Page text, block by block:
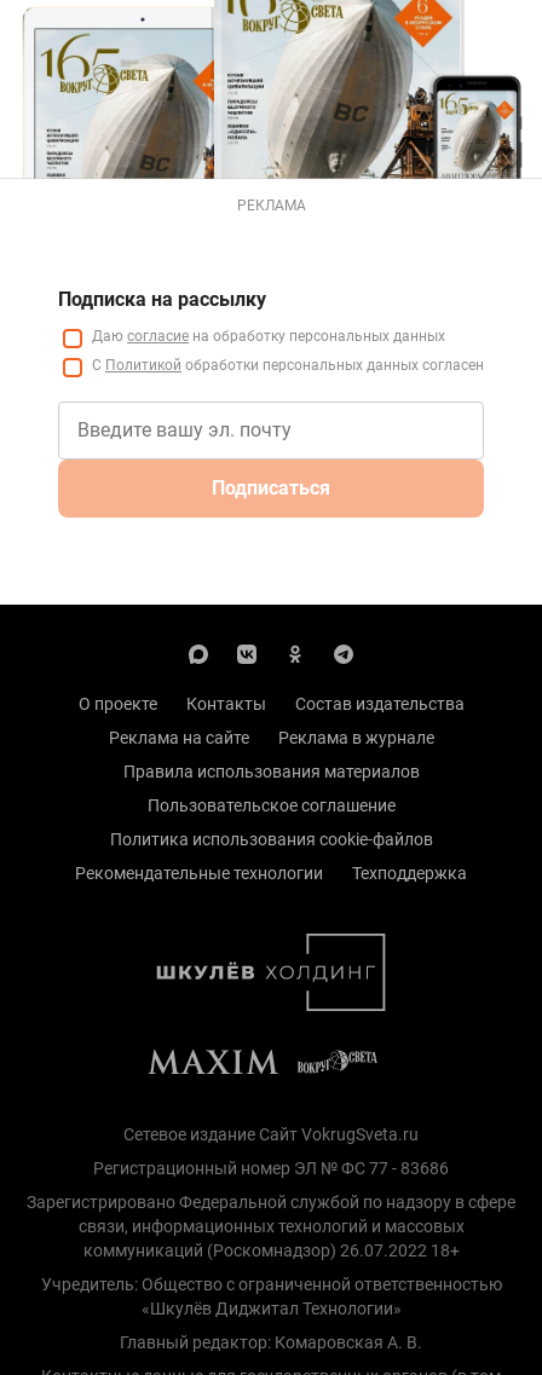
РЕКЛАМА
Подписка на рассылку
Даю согласие на обработку персональных данных
С Политикой обработки персональных данных согласен
Подписаться
О проекте Контакты
Состав издательства
Реклама на сайте
Реклама в журнале
Правила использования материалов
Пользовательское соглашение
Политика использования cookie-файлов
Рекомендательные технологии
Техподдержка
Сетевое издание Сайт VokrugSveta.ru
Регистрационный номер ЭЛ № ФС 77 - 83686
Зарегистрировано Федеральной службой по надзору в сфере
связи, информационных технологий и массовых
коммуникаций (Роскомнадзор) 26.07.2022 18+
Учредитель: Общество с ограниченной ответственностью
«Шкулёв Диджитал Технологии»
Главный редактор: Комаровская А. В.